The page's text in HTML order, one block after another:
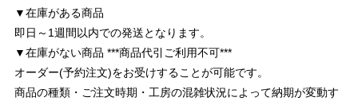
▼在庫がある商品
即日～1週間以内での発送となります。
▼在庫がない商品 ***商品代引ご利用不可***
オーダー(予約注文)をお受けすることが可能です。
商品の種類・ご注文時期・工房の混雑状況によって納期が変動す